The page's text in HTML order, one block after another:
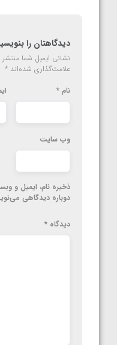
دیدگاهتان را
نشانی ایمیل شما
علامت‌گذاری شده‌اند *
نام *
وب‌ سایت
ذخیره نام، ایمیل و
دوباره دیدگاهی
دیدگاه *